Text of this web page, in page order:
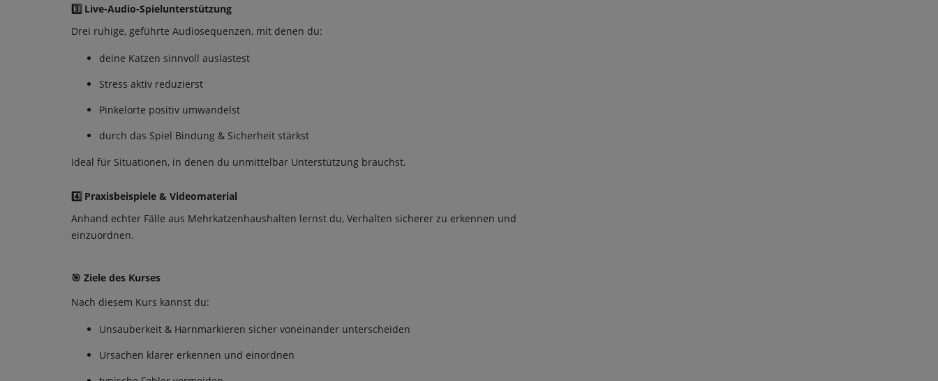
3️⃣ Live-Audio-Spielunterstützung
Drei ruhige, geführte Audiosequenzen, mit denen du:
deine Katzen sinnvoll auslastest
Stress aktiv reduzierst
Pinkelorte positiv umwandelst
durch das Spiel Bindung & Sicherheit stärkst
Ideal für Situationen, in denen du unmittelbar Unterstützung brauchst.
4️⃣ Praxisbeispiele & Videomaterial
Anhand echter Fälle aus Mehrkatzenhaushalten lernst du, Verhalten sicherer zu erkennen und
einzuordnen.
🎯 Ziele des Kurses
Nach diesem Kurs kannst du:
Unsauberkeit & Harnmarkieren sicher voneinander unterscheiden
Ursachen klarer erkennen und einordnen